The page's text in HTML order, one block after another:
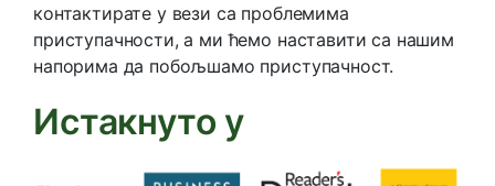
контактирате у вези са проблемима
приступачности, а ми ћемо наставити са нашим
напорима да побољшамо приступачност.
Истакнуто у